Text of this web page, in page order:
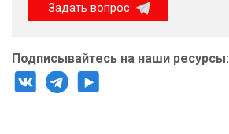
Задать вопрос
Подписывайтесь на наши ресурсы: